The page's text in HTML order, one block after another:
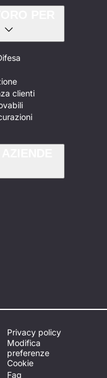
clienti
Privacy policy
Modifica
preferenze
Cookie
Faq